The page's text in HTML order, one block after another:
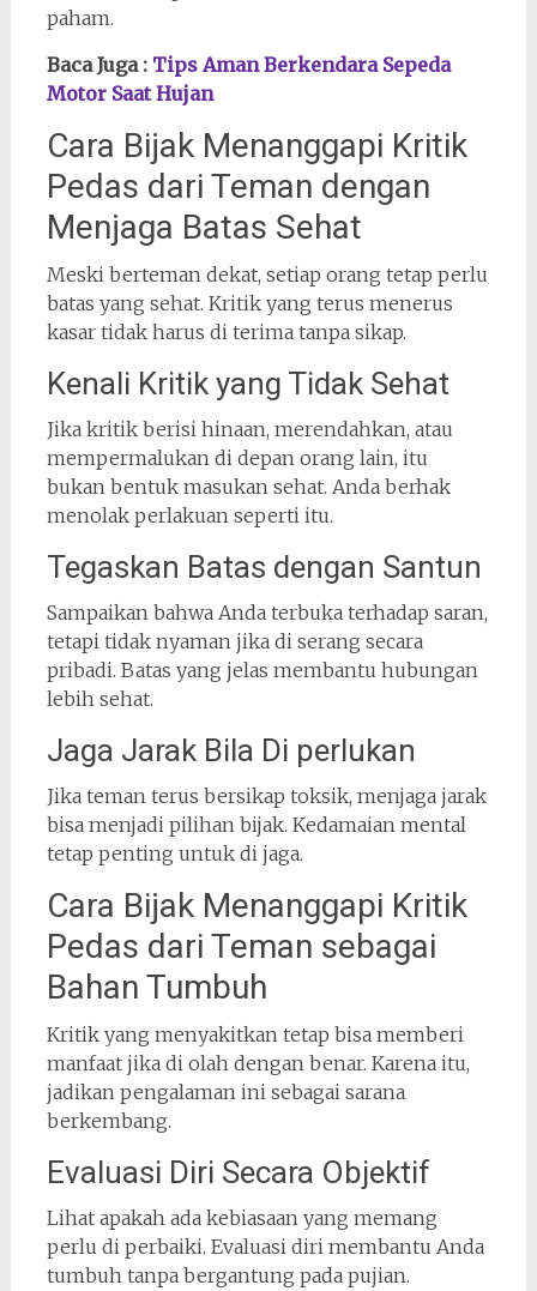
paham.
Baca Juga : Tips Aman Berkendara Sepeda
Motor Saat Hujan
Cara Bijak Menanggapi Kritik
Pedas dari Teman dengan
Menjaga Batas Sehat
Meski berteman dekat, setiap orang tetap perlu
batas yang sehat. Kritik yang terus menerus
kasar tidak harus di terima tanpa sikap.
Kenali Kritik yang Tidak Sehat
Jika kritik berisi hinaan, merendahkan, atau
mempermalukan di depan orang lain, itu
bukan bentuk masukan sehat. Anda berhak
menolak perlakuan seperti itu.
Tegaskan Batas dengan Santun
Sampaikan bahwa Anda terbuka terhadap saran,
tetapi tidak nyaman jika di serang secara
pribadi. Batas yang jelas membantu hubungan
lebih sehat.
Jaga Jarak Bila Di perlukan
Jika teman terus bersikap toksik, menjaga jarak
bisa menjadi pilihan bijak. Kedamaian mental
tetap penting untuk di jaga.
Cara Bijak Menanggapi Kritik
Pedas dari Teman sebagai
Bahan Tumbuh
Kritik yang menyakitkan tetap bisa memberi
manfaat jika di olah dengan benar. Karena itu,
jadikan pengalaman ini sebagai sarana
berkembang.
Evaluasi Diri Secara Objektif
Lihat apakah ada kebiasaan yang memang
perlu di perbaiki. Evaluasi diri membantu Anda
tumbuh tanpa bergantung pada pujian.